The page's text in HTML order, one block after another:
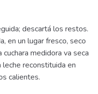
descartá los restos.
en un lugar fresco, seco
medidora va seca
reconstituida en
calientes.